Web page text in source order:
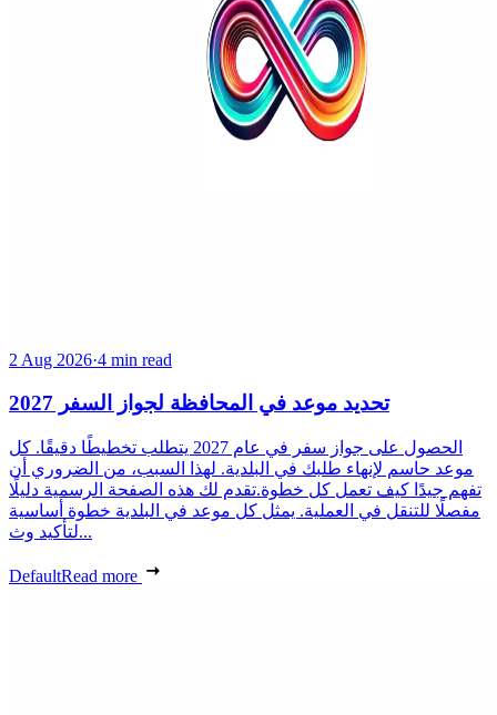
2 Aug 2026·4 min read
تحديد موعد في المحافظة لجواز السفر 2027
الحصول على جواز سفر في عام 2027 يتطلب تخطيطًا دقيقًا. كل
موعد حاسم لإنهاء طلبك في البلدية. لهذا السبب، من الضروري أن
تفهم جيدًا كيف تعمل كل خطوة.تقدم لك هذه الصفحة الرسمية دليلًا
مفصلًا للتنقل في العملية. يمثل كل موعد في البلدية خطوة أساسية
لتأكيد وث...
DefaultRead more